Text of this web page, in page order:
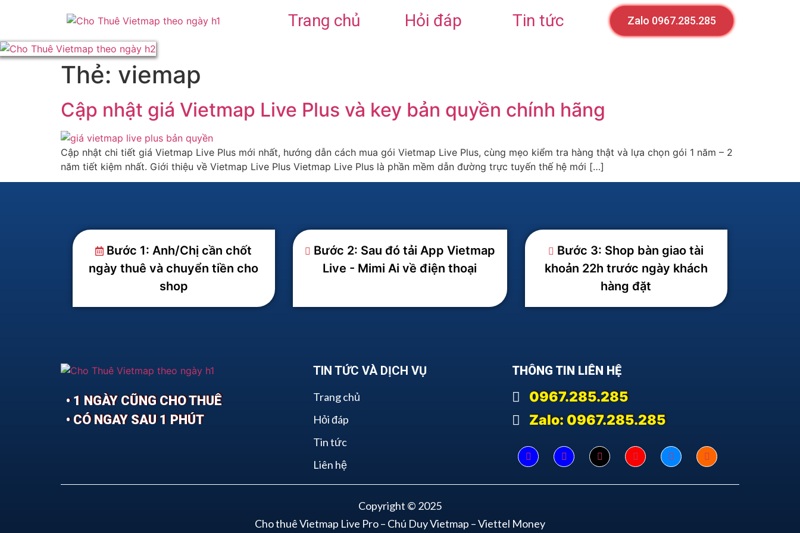
Trang chủ Hỏi đáp Tin tức Zalo 0967.285.285
Thẻ: viemap
Cập nhật giá Vietmap Live Plus và key bản quyền chính hãng
Cập nhật chi tiết giá Vietmap Live Plus mới nhất, hướng dẫn cách mua gói Vietmap Live Plus, cùng mẹo kiểm tra hàng thật và lựa chọn gói 1 năm – 2
năm tiết kiệm nhất. Giới thiệu về Vietmap Live Plus Vietmap Live Plus là phần mềm dẫn đường trực tuyến thế hệ mới […]
Bước 1: Anh/Chị cần chốt
ngày thuê và chuyển tiền cho
shop
Bước 2: Sau đó tải App Vietmap
Live - Mimi Ai về điện thoại
Bước 3: Shop bàn giao tài
khoản 22h trước ngày khách
hàng đặt
• 1 NGÀY CŨNG CHO THUÊ
• CÓ NGAY SAU 1 PHÚT
TIN TỨC VÀ DỊCH VỤ
Trang chủ
Hỏi đáp
Tin tức
Liên hệ
THÔNG TIN LIÊN HỆ
0967.285.285
Zalo: 0967.285.285
Copyright © 2025
Cho thuê Vietmap Live Pro– Chú Duy Vietmap –Viettel Money